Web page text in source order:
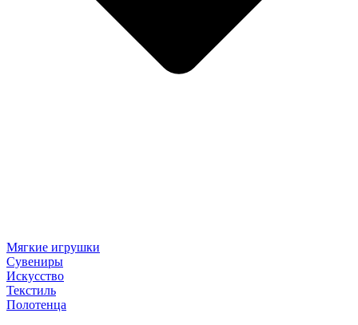
Мягкие игрушки
Сувениры
Искусство
Текстиль
Полотенца